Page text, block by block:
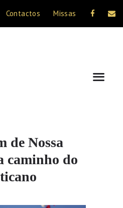
Contactos Missas
de Nossa
caminho do